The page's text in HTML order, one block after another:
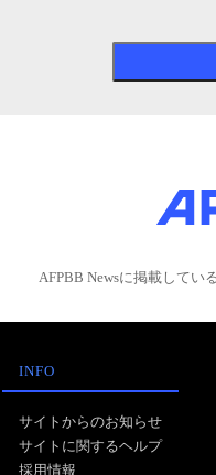
AFPBB Newsに掲載してい
INFO
サイトからのお知らせ
サイトに関するヘルプ
採用情報